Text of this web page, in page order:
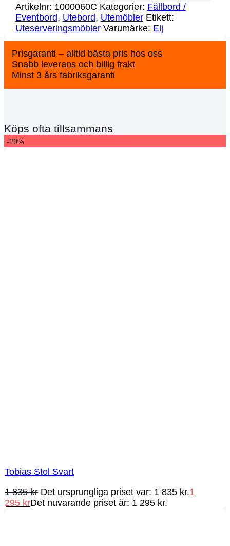
Artikelnr: 1000060C Kategorier: Fällbord /
Eventbord, Utebord, Utemöbler Etikett:
Uteserveringsmöbler Varumärke: Elj
Prisgaranti – alltid bästa pris hos oss
Snabb leverans och billig frakt
Minst 3 års fabriksgaranti
Köps ofta tillsammans
-29%
Tobias Stol Svart
1 835kr Det ursprungliga priset var: 1 835 kr.1
295 krDet nuvarande priset är: 1 295 kr.